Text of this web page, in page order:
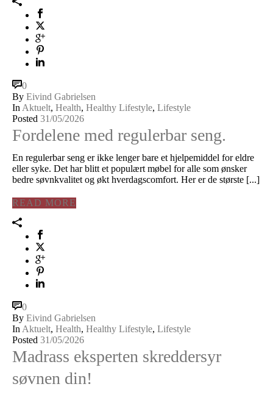
0
By Eivind Gabrielsen
In Aktuelt, Health, Healthy Lifestyle, Lifestyle
Posted 31/05/2026
Fordelene med regulerbar seng.
En regulerbar seng er ikke lenger bare et hjelpemiddel for eldre
eller syke. Det har blitt et populært møbel for alle som ønsker
bedre søvnkvalitet og økt hverdagscomfort. Her er de største [...]
READ MORE
0
By Eivind Gabrielsen
In Aktuelt, Health, Healthy Lifestyle, Lifestyle
Posted 31/05/2026
Madrass eksperten skreddersyr
søvnen din!